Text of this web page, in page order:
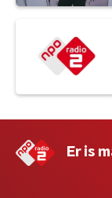
Er is